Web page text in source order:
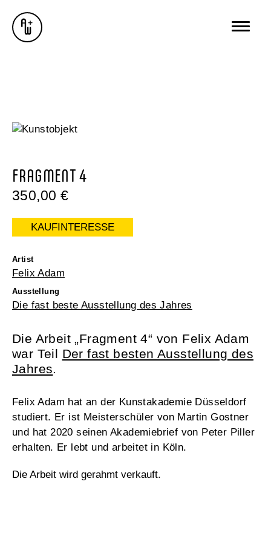
BUREAU WUNDERSEE
FRAGMENT 4
350,00 €
KAUFINTERESSE
Artist
Felix Adam
Ausstellung
Die fast beste Ausstellung des Jahres
Die Arbeit „Fragment 4“ von Felix Adam
war Teil Der fast besten Ausstellung des
Jahres
Felix Adam hat an der Kunstakademie Düsseldorf
studiert. Er ist Meisterschüler von Martin Gostner
und hat 2020 seinen Akademiebrief von Peter Piller
erhalten. Er lebt und arbeitet in Köln.
Die Arbeit wird gerahmt verkauft.